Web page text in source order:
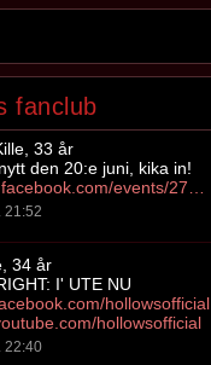
fanclub
33 år
den 20:e juni, kika in!
21:52
34 år
I' UTE NU
hollowsofficial
hollowsofficial
22:40